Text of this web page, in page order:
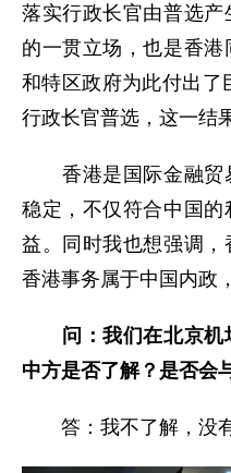
落实行政长官由普选
的一贯立场，也是香
和特区政府为此付出了
行政长官普选，这一结
香港是国际金融贸
稳定，不仅符合中国的
益。同时我也想强调，
香港事务属于中国内政
问：我们在北京机
中方是否了解？是否会
答：我不了解，没有